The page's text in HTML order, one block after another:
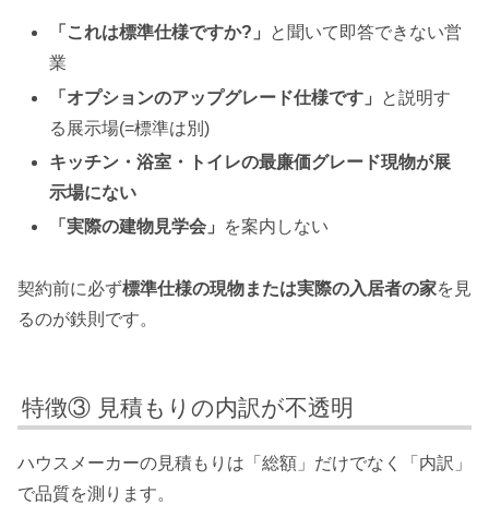
「これは標準仕様ですか?」
と聞いて即答できない営
業
「オプションのアップグレード仕様です」
と説明す
る展示場(=標準は別)
キッチン・浴室・トイレの最廉価グレード現物が展
示場にない
「実際の建物見学会」
を案内しない
契約前に必ず標準仕様の現物または実際の入居者の家を見
るのが鉄則です。
特徴③ 見積もりの内訳が不透明
ハウスメーカーの見積もりは「総額」だけでなく「内訳」
で品質を測ります。